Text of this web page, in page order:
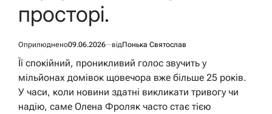
просторі.
Оприлюднено09.06.2026 відПонька Святослав
Її спокійний, проникливий голос звучить у
мільйонах домівок щовечора вже більше 25 років.
У часи, коли новини здатні викликати тривогу чи
надію, саме Олена Фроляк часто стає тією